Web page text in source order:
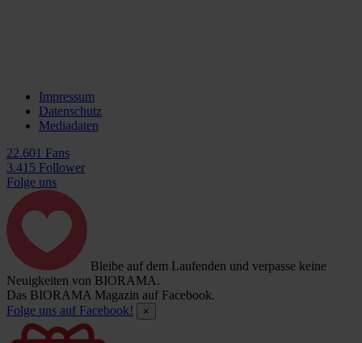
Impressum
Datenschutz
Mediadaten
22.601 Fans
3.415 Follower
Folge uns
Bleibe auf dem Laufenden und verpasse keine
Neuigkeiten von BIORAMA.
Das BIORAMA Magazin auf Facebook.
Folge uns auf Facebook!
×